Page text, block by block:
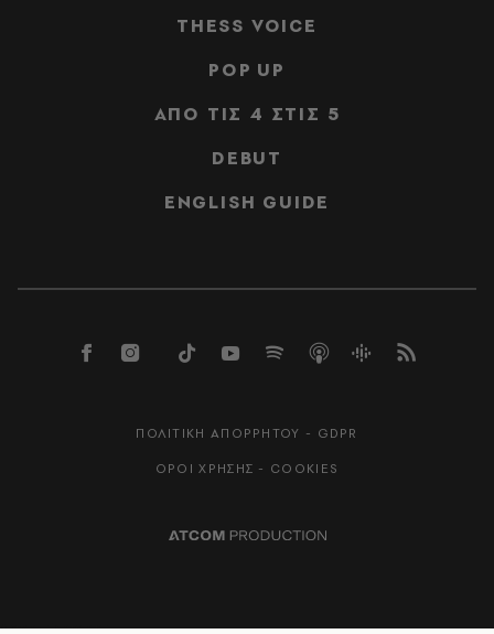
THESS VOICE
POP UP
ΑΠΟ ΤΙΣ 4 ΣΤΙΣ 5
DEBUT
ENGLISH GUIDE
ΠΟΛΙΤΙΚΗ ΑΠΟΡΡΗΤΟΥ - GDPR
ΟΡΟΙ ΧΡΗΣΗΣ - COOKIES